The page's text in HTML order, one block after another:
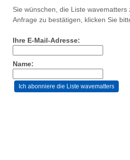
Sie wünschen, die Liste
Anfrage zu bestätigen, klicken Sie
Ihre E-Mail-Adresse:
Name: